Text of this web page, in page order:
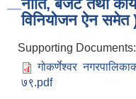
नीति, बजेट तथा
विनियोजन ऐन
Supporting Documents:
गोकर्णेश्वर
७९.pdf